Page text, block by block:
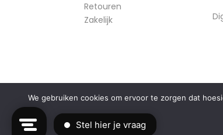
Retouren
Zakelijk
We gebruiken cookies om ervoor te zorgen dat